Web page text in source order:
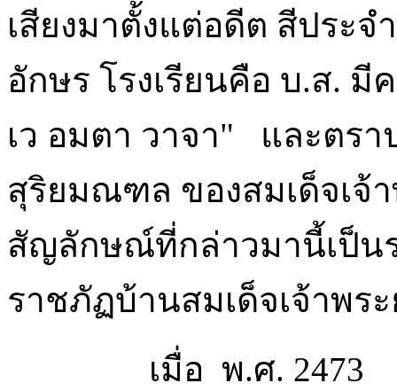
เสียงมาตั้งแต่อดีต สีประ
อักษร โรงเรียนคือ บ.ส. มี
เว อมตา วาจา" และตรา
สุริยมณฑล ของสมเด็จเจ้
สัญลักษณ์ที่กล่าวมานี้เป็น
ราชภัฏบ้านสมเด็จเจ้าพร
เมื่อ พ.ศ. 2473 ทา